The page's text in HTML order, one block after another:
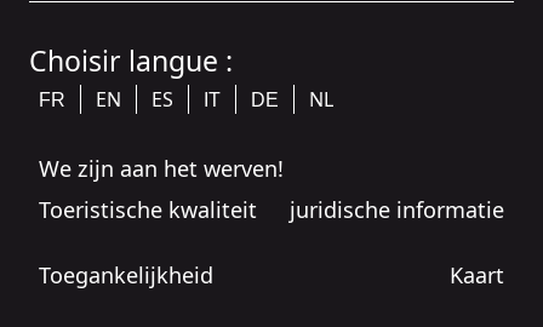
Choisir langue :
FR EN ES IT DE NL
We zijn aan het werven!
Toeristische kwaliteit
juridische informatie
Toegankelijkheid Kaart